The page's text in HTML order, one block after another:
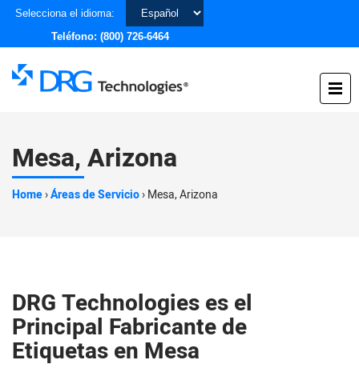
Selecciona el idioma:
Elegir
un
idioma
Teléfono: (800) 726-6464
Mesa, Arizona
Home›Áreas de Servicio› Mesa, Arizona
DRG Technologies es el
Principal Fabricante de
Etiquetas en Mesa